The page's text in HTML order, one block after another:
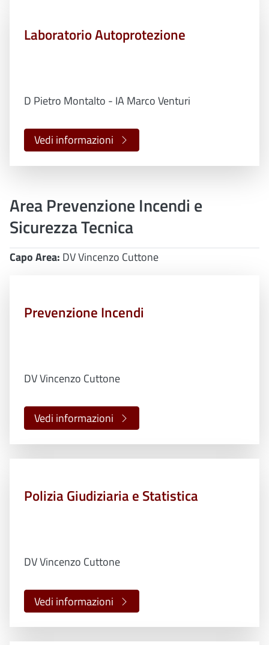
Laboratorio Autoprotezione
D Pietro Montalto - IA Marco Venturi
Vedi informazioni
Area Prevenzione Incendi e
Sicurezza Tecnica
Capo Area: DV Vincenzo Cuttone
Prevenzione Incendi
DV Vincenzo Cuttone
Vedi informazioni
Polizia Giudiziaria e Statistica
DV Vincenzo Cuttone
Vedi informazioni